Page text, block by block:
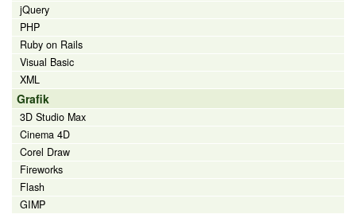
jQuery
PHP
Ruby on Rails
Visual Basic
XML
Grafik
3D Studio Max
Cinema 4D
Corel Draw
Fireworks
Flash
GIMP